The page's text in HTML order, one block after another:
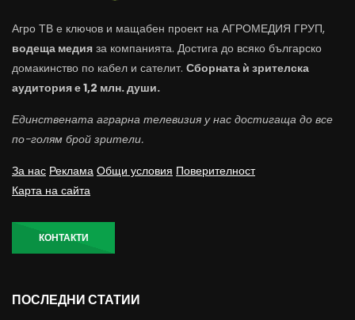
Агро ТВ е ключов и мащабен проект на АГРОМЕДИЯ ГРУП,
водеща медия за компанията. Достига до всяко българско
домакинство по кабел и сателит. Сборната ѝ зрителска
аудитория е 1,2 млн. души.
Единствената аграрна телевизия у нас достигаща до все
по-голям брой зрители.
За нас Реклама Общи условия Поверителност
Карта на сайта
КОНТАКТИ
ПОСЛЕДНИ СТАТИИ